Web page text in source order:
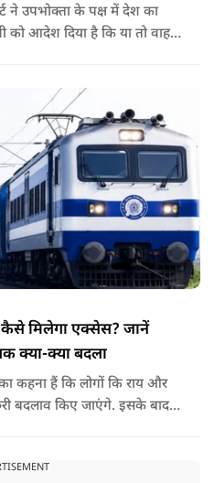
ने उपभोक्ता के पक्ष में देश का
को आदेश दिया है कि या तो वाहन
कैसे मिलेगा एक्सेस? जानें
क्या-क्या बदला
कहना हैं कि लोगों कि राय और
बदलाव किए जाएंगे. इसके बाद
बिना परेशानी वाला बनाना हैं.